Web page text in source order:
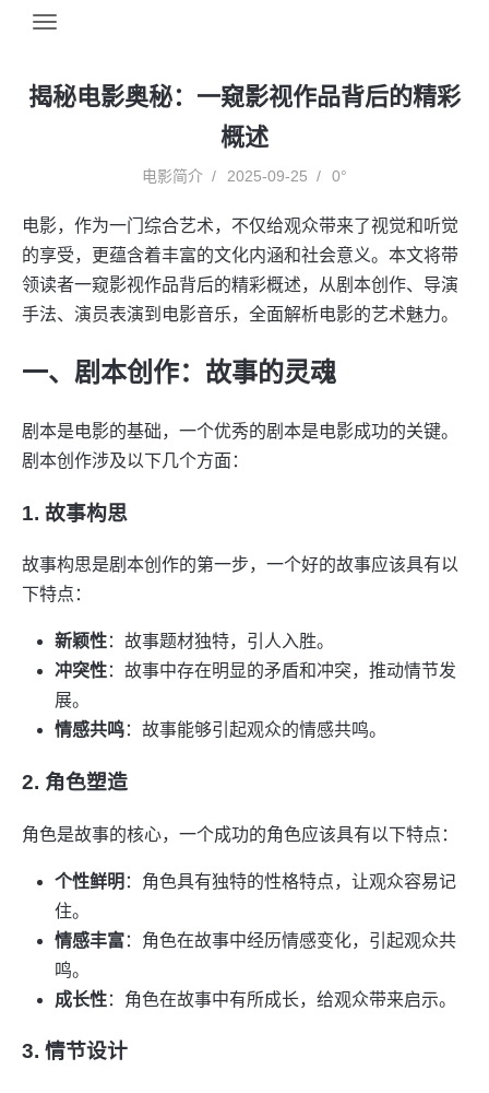
揭秘电影奥秘：一窥影视作品背后的精彩
概述
电影简介 2025-09-25 0°
电影，作为一门综合艺术，不仅给观众带来了视觉和听觉
的享受，更蕴含着丰富的文化内涵和社会意义。本文将带
领读者一窥影视作品背后的精彩概述，从剧本创作、导演
手法、演员表演到电影音乐，全面解析电影的艺术魅力。
一、剧本创作：故事的灵魂
剧本是电影的基础，一个优秀的剧本是电影成功的关键。
剧本创作涉及以下几个方面：
1. 故事构思
故事构思是剧本创作的第一步，一个好的故事应该具有以
下特点：
新颖性：故事题材独特，引人入胜。
冲突性：故事中存在明显的矛盾和冲突，推动情节发
展。
情感共鸣：故事能够引起观众的情感共鸣。
2. 角色塑造
角色是故事的核心，一个成功的角色应该具有以下特点：
个性鲜明 ：角色具有独特的性格特点，让观众容易记
住。
情感丰富：角色在故事中经历情感变化，引起观众共
鸣。
成长性：角色在故事中有所成长，给观众带来启示。
3. 情节设计